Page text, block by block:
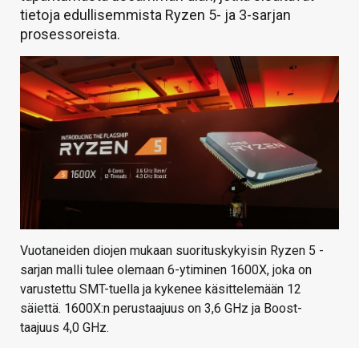
tietoja edullisemmista Ryzen 5- ja 3-sarjan
prosessoreista.
Vuotaneiden diojen mukaan suorituskykyisin Ryzen 5 -
sarjan malli tulee olemaan 6-ytiminen 1600X, joka on
varustettu SMT-tuella ja kykenee käsittelemään 12
säiettä. 1600X:n perustaajuus on 3,6 GHz ja Boost-
taajuus 4,0 GHz.